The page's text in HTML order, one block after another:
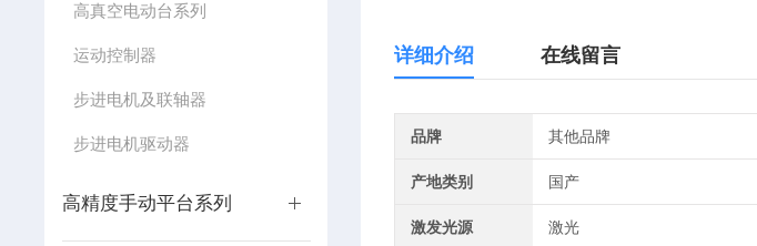
高真空电动台系列
运动控制器
步进电机及联轴器
步进电机驱动器
高精度手动平台系列
详细介绍 在线留言
品牌 其他品牌
产地类别 国产
激发光源 激光